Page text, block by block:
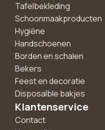
Tafelbekleding
Schoonmaakproducten
Hygiëne
Handschoenen
Borden en schalen
Bekers
Feest en decoratie
Disposalble bakjes
Klantenservice
Contact